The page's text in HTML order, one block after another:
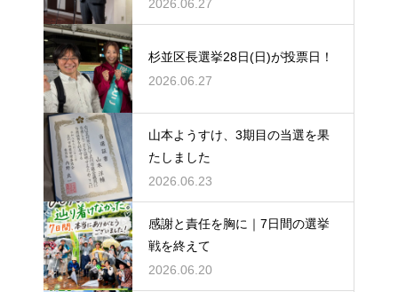
2026.06.27
杉並区長選挙28日(日)が投票日！
2026.06.27
山本ようすけ、3期目の当選を果
たしました
2026.06.23
感謝と責任を胸に｜7日間の選挙
戦を終えて
2026.06.20